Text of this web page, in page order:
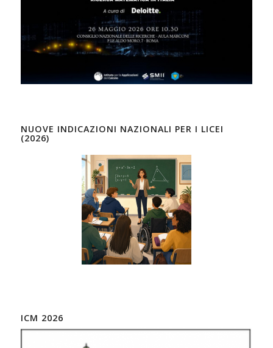
NUOVE INDICAZIONI NAZIONALI PER I LICEI
(2026)
ICM 2026